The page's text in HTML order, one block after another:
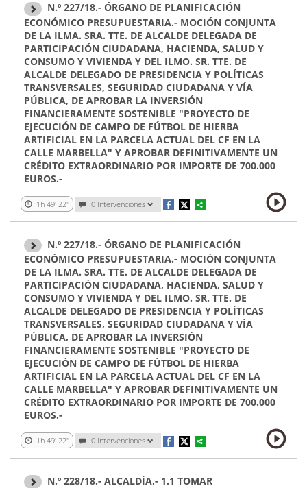
N.º 227/18.- ÓRGANO DE PLANIFICACIÓN
ECONÓMICO PRESUPUESTARIA.- MOCIÓN CONJUNTA
DE LA ILMA. SRA. TTE. DE ALCALDE DELEGADA DE
PARTICIPACIÓN CIUDADANA, HACIENDA, SALUD Y
CONSUMO Y VIVIENDA Y DEL ILMO. SR. TTE. DE
ALCALDE DELEGADO DE PRESIDENCIA Y POLÍTICAS
TRANSVERSALES, SEGURIDAD CIUDADANA Y VÍA
PÚBLICA, DE APROBAR LA INVERSIÓN
FINANCIERAMENTE SOSTENIBLE "PROYECTO DE
EJECUCIÓN DE CAMPO DE FÚTBOL DE HIERBA
ARTIFICIAL EN LA PARCELA ACTUAL DEL CF EN LA
CALLE MARBELLA" Y APROBAR DEFINITIVAMENTE UN
CRÉDITO EXTRAORDINARIO POR IMPORTE DE 700.000
EUROS.-
1h 49' 22'' 0 Intervenciones
N.º 227/18.- ÓRGANO DE PLANIFICACIÓN
ECONÓMICO PRESUPUESTARIA.- MOCIÓN CONJUNTA
DE LA ILMA. SRA. TTE. DE ALCALDE DELEGADA DE
PARTICIPACIÓN CIUDADANA, HACIENDA, SALUD Y
CONSUMO Y VIVIENDA Y DEL ILMO. SR. TTE. DE
ALCALDE DELEGADO DE PRESIDENCIA Y POLÍTICAS
TRANSVERSALES, SEGURIDAD CIUDADANA Y VÍA
PÚBLICA, DE APROBAR LA INVERSIÓN
FINANCIERAMENTE SOSTENIBLE "PROYECTO DE
EJECUCIÓN DE CAMPO DE FÚTBOL DE HIERBA
ARTIFICIAL EN LA PARCELA ACTUAL DEL CF EN LA
CALLE MARBELLA" Y APROBAR DEFINITIVAMENTE UN
CRÉDITO EXTRAORDINARIO POR IMPORTE DE 700.000
EUROS.-
1h 49' 22'' 0 Intervenciones
N.º 228/18.- ALCALDÍA.- 1.1 TOMAR